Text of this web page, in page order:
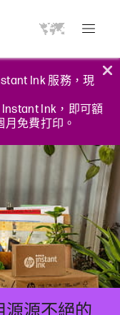
Ink 服務，現
Instant Ink，即可額
免費打印。
源源不絕的